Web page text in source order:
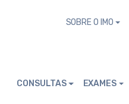
SOBRE O IMO
CONSULTAS EXAMES